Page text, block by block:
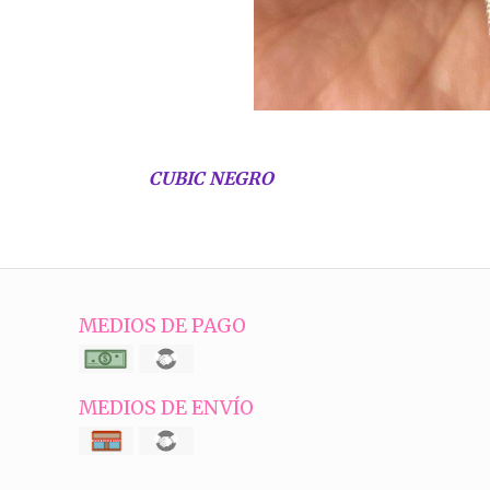
CUBIC NEGRO
MEDIOS DE PAGO
MEDIOS DE ENVÍO